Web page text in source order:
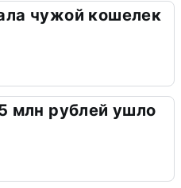
чужой кошелек
млн рублей ушло